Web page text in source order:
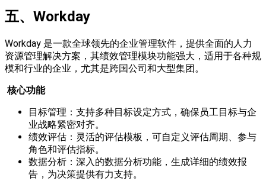
五、Workday
Workday 是一款全球领先的企业管理软件，提供全面的人力
资源管理解决方案，其绩效管理模块功能强大，适用于各种规
模和行业的企业，尤其是跨国公司和大型集团。
核心功能
目标管理：支持多种目标设定方式，确保员工目标与企
业战略紧密对齐。
绩效评估：灵活的评估模板，可自定义评估周期、参与
角色和评估指标。
数据分析：深入的数据分析功能，生成详细的绩效报
告，为决策提供有力支持。